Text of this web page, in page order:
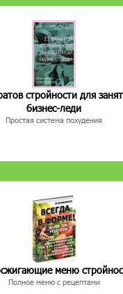
стройности для
бизнес-леди
Простая система похудения
меню
Полное меню с рецептами
И